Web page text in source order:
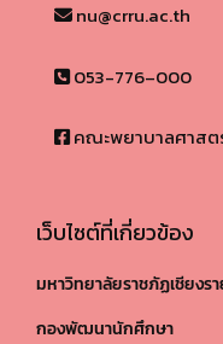
nu@crru.ac.th
053-776–000
คณะพยาบาลศาสต
เว็บไซต์ที่เกี่ยวข้อง
มหาวิทยาลัยราชภัฏเชียงร
กองพัฒนานักศึกษา